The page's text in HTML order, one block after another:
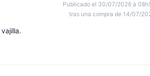
Publicado el 30/07/2026 à
tras una compra de 14/07/